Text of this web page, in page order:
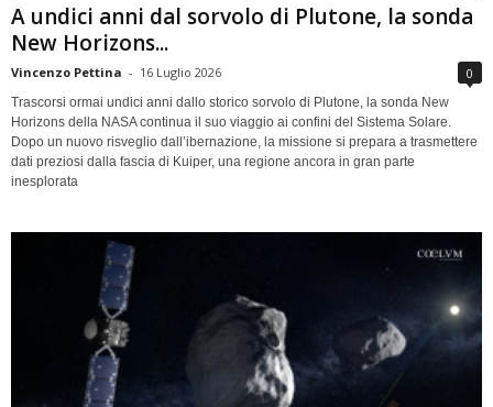
A undici anni dal sorvolo di Plutone, la sonda
New Horizons...
Vincenzo Pettina - 16 Luglio 2026 0
Trascorsi ormai undici anni dallo storico sorvolo di Plutone, la sonda New
Horizons della NASA continua il suo viaggio ai confini del Sistema Solare.
Dopo un nuovo risveglio dall’ibernazione, la missione si prepara a trasmettere
dati preziosi dalla fascia di Kuiper, una regione ancora in gran parte
inesplorata